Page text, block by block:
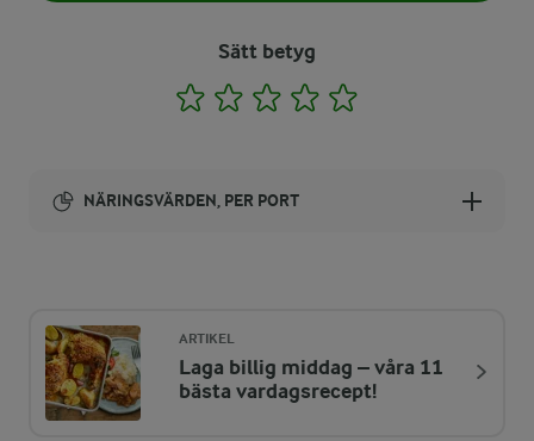
Sätt betyg
1 2 3 4
NÄRINGSVÄRDEN, PER PORT
ENERGIDISTRIBUTION %
NÄRINGSVÄRDEN PER PORT
ARTIKEL
Laga billig middag – våra 11
bästa vardagsrecept!